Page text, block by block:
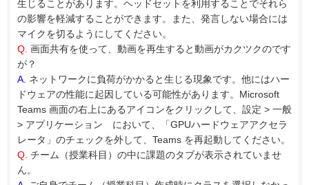
生じることがあります。ヘッドセットを利用することでそれら
の影響を軽減することができます。また、発言しない場合には
マイクを切るようにしてください。
Q. 画面共有を使って、動画を再生すると動画がカクツクのです
が？
A. ネットワークに負荷がかかると生じる現象です。他にはハー
ドウェアの性能に起因している可能性があります。Microsoft
Teams 画面の右上にあるアイコンをクリックして、設定 > 一般
> アプリケーション において、「GPUハードウェアアクセラ
レータ」のチェックを外して、Teams を再起動してください。
Q. チーム（授業科目）の中に課題のタブが表示されていませ
ん。